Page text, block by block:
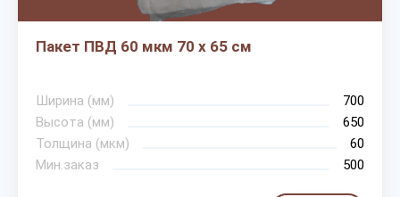
Пакет ПВД 60 мкм 70 х 65 см
Ширина (мм)
700
Высота (мм)
650
Толщина (мкм)
60
Мин.заказ
500